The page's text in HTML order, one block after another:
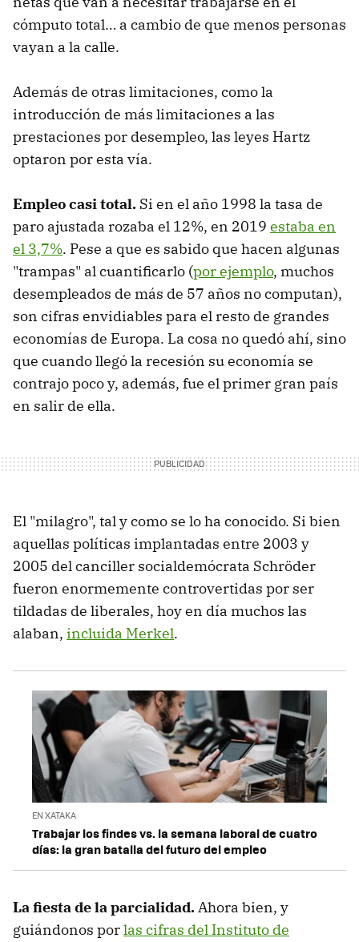
cómputo total… a cambio de que menos personas
vayan a la calle.
Además de otras limitaciones, como la
introducción de más limitaciones a las
prestaciones por desempleo, las leyes Hartz
optaron por esta vía.
Empleo casi total. Si en el año 1998 la tasa de
paro ajustada rozaba el 12%, en 2019 estaba en
el 3,7%. Pese a que es sabido que hacen algunas
"trampas" al cuantificarlo (por ejemplo, muchos
desempleados de más de 57 años no computan),
son cifras envidiables para el resto de grandes
economías de Europa. La cosa no quedó ahí, sino
que cuando llegó la recesión su economía se
contrajo poco y, además, fue el primer gran país
en salir de ella.
El "milagro", tal y como se lo ha conocido. Si bien
aquellas políticas implantadas entre 2003 y
2005 del canciller socialdemócrata Schröder
fueron enormemente controvertidas por ser
tildadas de liberales, hoy en día muchos las
alaban, incluida Merkel.
EN XATAKA
Trabajar los findes vs. la semana laboral de cuatro
días: la gran batalla del futuro del empleo
La fiesta de la parcialidad.Ahora bien, y
guiándonos porlas cifras del Instituto de